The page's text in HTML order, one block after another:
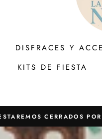
DISFRACES Y
KITS DE FIESTA
CERRADOS